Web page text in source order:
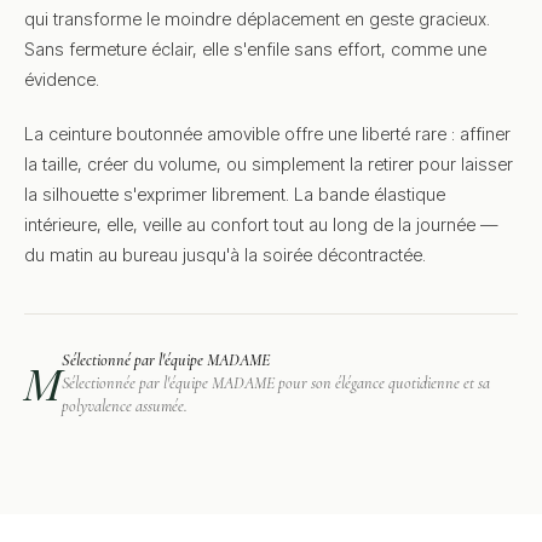
qui transforme le moindre déplacement en geste gracieux.
Sans fermeture éclair, elle s'enfile sans effort, comme une
évidence.
La ceinture boutonnée amovible offre une liberté rare : affiner
la taille, créer du volume, ou simplement la retirer pour laisser
la silhouette s'exprimer librement. La bande élastique
intérieure, elle, veille au confort tout au long de la journée —
du matin au bureau jusqu'à la soirée décontractée.
MSélectionné par l'équipe MADAME
Sélectionnée par l'équipe MADAME pour son élégance quotidienne et sa
polyvalence assumée.